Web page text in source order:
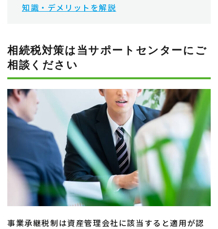
知識・デメリットを解説
相続税対策は当サポートセンターに ご
相談ください
事業承継税制は資産管理会社に該当すると適用が認